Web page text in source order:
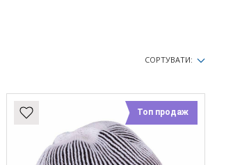
СОРТУВАТИ:
Топ продаж